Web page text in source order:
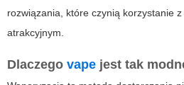
rozwiązania, które czynią korzystanie
atrakcyjnym.
Dlaczego vape jest tak